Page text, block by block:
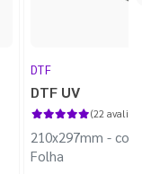
DTF
DTF UV
(22
210x297mm -
Folha